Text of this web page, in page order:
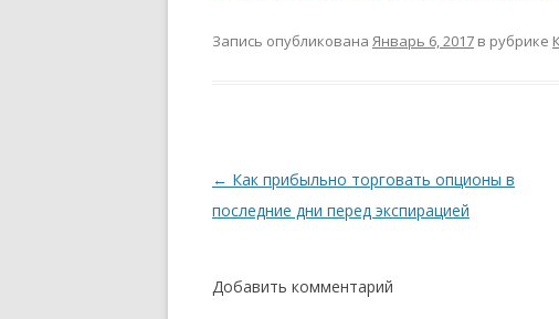
Запись опубликована Январь 6, 2017 в рубрике
Навигация
по
← Как прибыльно торговать опционы в
последние дни перед экспирацией
Добавить комментарий